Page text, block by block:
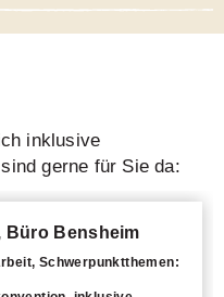
inklusive
gerne für Sie da:
Büro Bensheim
Schwerpunktthemen: